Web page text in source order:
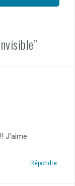
J’aime
Répondre